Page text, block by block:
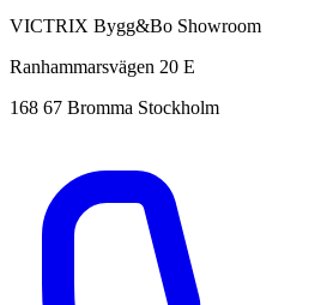
VICTRIX Bygg&Bo Showroom
Ranhammarsvägen 20 E
168 67 Bromma Stockholm